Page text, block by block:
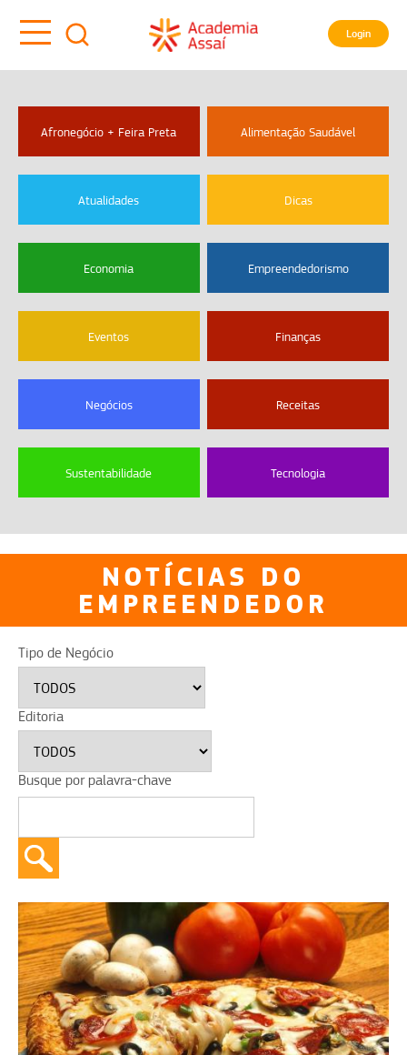
Login
Afronegócio + Feira Preta Alimentação Saudável
Atualidades Dicas
Economia Empreendedorismo
Eventos Finanças
Negócios Receitas
Sustentabilidade Tecnologia
NOTÍCIAS DO
EMPREENDEDOR
Tipo de Negócio
Editoria
Busque por palavra-chave